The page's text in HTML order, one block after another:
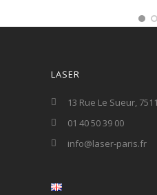
LASER
13 Rue Le Sueur,
01 40 50 39 00
info@laser-paris.fr